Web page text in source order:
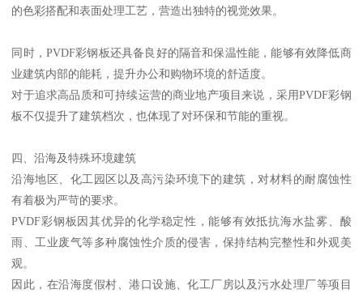
的色彩搭配和表面处理工艺，营造出独特的视觉效果。
同时，PVDF彩钢板还具备良好的隔音和保温性能，能够有效降低商
业建筑内部的能耗，提升办公和购物环境的舒适度。
对于追求高品质和可持续运营的商业地产项目来说，采用PVDF彩钢
板不仅提升了建筑档次，也体现了对环保和节能的重视。
四、沿海及特殊环境建筑
沿海地区、化工园区以及高污染环境下的建筑，对材料的耐腐蚀性
有着极为严苛的要求。
PVDF彩钢板因其优异的化学稳定性，能够有效抵抗海水盐雾、酸
雨、工业废气等多种腐蚀性介质的侵害，保持结构完整性和外观美
观。
因此，在沿海度假村、港口设施、化工厂房以及污水处理厂等项目